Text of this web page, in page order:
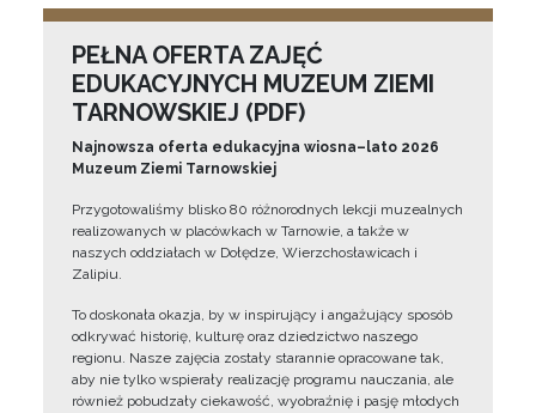
PEŁNA OFERTA ZAJĘĆ
EDUKACYJNYCH MUZEUM ZIEMI
TARNOWSKIEJ (PDF)
Najnowsza oferta edukacyjna wiosna–lato 2026
Muzeum Ziemi Tarnowskiej
Przygotowaliśmy blisko 80 różnorodnych lekcji muzealnych
realizowanych w placówkach w Tarnowie, a także w
naszych oddziałach w Dołędze, Wierzchosławicach i
Zalipiu.
To doskonała okazja, by w inspirujący i angażujący sposób
odkrywać historię, kulturę oraz dziedzictwo naszego
regionu. Nasze zajęcia zostały starannie opracowane tak,
aby nie tylko wspierały realizację programu nauczania, ale
również pobudzały ciekawość, wyobraźnię i pasję młodych